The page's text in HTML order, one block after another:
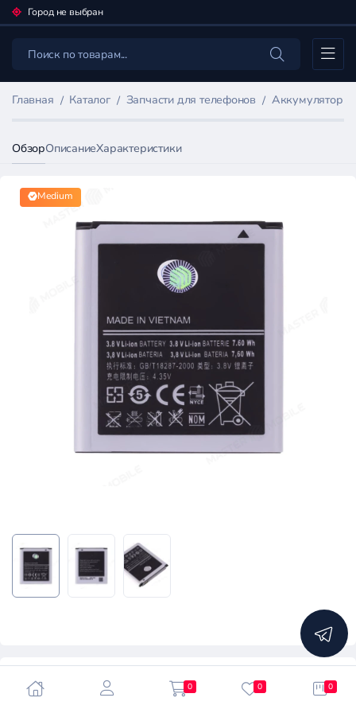
Город не выбран
Каталог
Главная Каталог Запчасти для телефонов Аккумуляторы
ОбзорОписаниеХарактеристики
Medium
5.0
0 0 0